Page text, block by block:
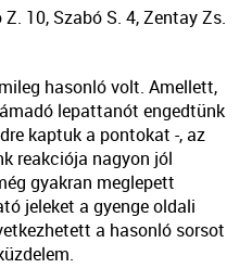
10, Szabó S. 4, Zentay Zs.
hasonló volt. Amellett,
lepattanót engedtünk
kaptuk a pontokat -, az
reakciója nagyon jól
gyakran meglepett
jeleket a gyenge oldali
a hasonló sorsot